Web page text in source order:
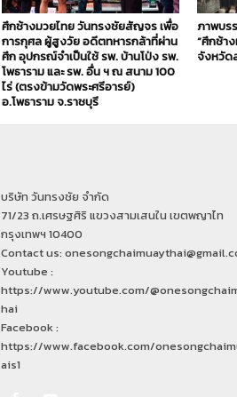
ศึกช้างมวยไทย วันทรงชัยสัญจร เพื่อ
การกุศล ผู้สูงวัย อดีตทหารกล้าที่ผ่าน
ศึก อุปกรณ์จำเป็นใช้ รพ. บ้านโป่ง รพ.
โพธาราม และ รพ. อื่น ฯ ณ สนาม 100
ไร่ (ตรงข้ามวัดพระศรีอารย์)
อ.โพธาราม จ.ราชบุรี
ภาพบร
“ศึกช้า
จังหวัด
บริษัท วันทรงชัย จำกัด
71/23 ถ.เศรษฐศิริ แขวงสามเสนใน เขตพญาไท
กรุงเทพฯ 10400
Contact us:
Youtube :
https://www.youtube.com/
hai
Facebook :
https://www.facebook.com/
ais1